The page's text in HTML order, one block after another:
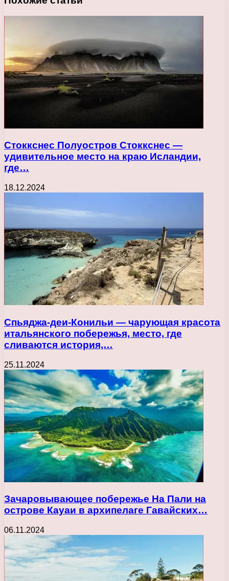
Стоккснес Полуостров Стоккснес —
удивительное место на краю Исландии,
где…
18.12.2024
Спьяджа-деи-Конильи — чарующая красота
итальянского побережья, место, где
сливаются история,…
25.11.2024
Зачаровывающее побережье На Пали на
острове Кауаи в архипелаге Гавайских…
06.11.2024